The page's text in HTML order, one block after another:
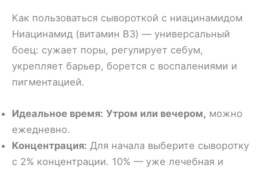
Как пользоваться сывороткой с ниацинамидом
Ниацинамид (витамин B3) — универсальный
боец: сужает поры, регулирует себум,
укрепляет барьер, борется с воспалениями и
пигментацией.
Идеальное время: Утром или вечером, можно
ежедневно.
Концентрация: Для начала выберите сыворотку
с 2% концентрации. 10% — уже лечебная и